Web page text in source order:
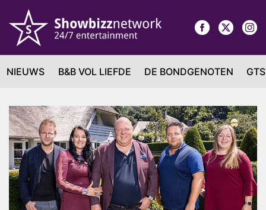
NIEUWS B&B VOL LIEFDE DE BONDGENOTEN